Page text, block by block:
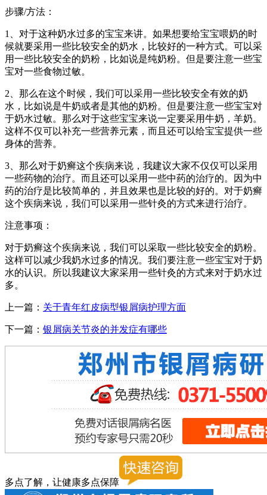
步骤/方法：
1、对于这种奶水过多的宝宝来讲。如果想要给宝宝喂奶的时
候就要采用一些比较安全的奶水，比较好的一种方式。可以采
用一些比较安全的奶粉，比如说是纯奶粉。但是要注意一些宝
宝对一些食物过敏。
2、那么在这个时候，我们可以采用一些比较安全有效的奶
水，比如说是牛奶或者是其他的奶粉。但是要注意一些宝宝对
于奶水过敏。那么对于这些宝宝来说一定要采用牛奶，羊奶。
这样不仅可以补充一些营养元素，而且还可以给宝宝提供一些
身体的营养。
3、那么对于奶癣这个疾病来说，我建议大家不仅仅可以采用
一些药物的治疗。而且还可以采用一些中药的治疗的。因为中
药的治疗是比较简单的，并且效果也是比较的好的。对于奶癣
这个疾病来说，我们可以采用一些针灸的方式来进行治疗。
注意事项：
对于奶癣这个疾病来说，我们可以采取一些比较安全的奶粉。
这样可以减少我奶水过多的情况。我们要注意一些宝宝对于奶
水的认识。所以我建议大家采用一些针灸的方式来对于奶水过
多。
上一篇： 关于青年红皮病型银屑病护理方面
下一篇： 银屑病关节炎的并发症有哪些
多点了解，让健康多点保障